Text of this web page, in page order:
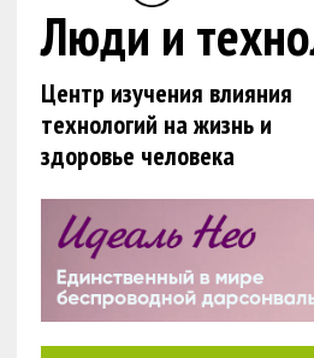
Люди и
Центр изучения влияния
технологий на жизнь и
здоровье человека